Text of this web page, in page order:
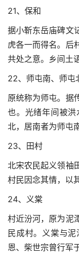
21、保和
据小靳东岳庙碑文
虎各一而得名。后
共处之意。乡间土
22、师屯南、师屯
原统称为师屯。据
也。光绪年间被
北，居南者为师屯南
23、田村
北宋农民起义领袖
村民因念其情，以
24、义棠
村近汾河，原为泥
民成村。义棠与
恩、柴世宗曾行军